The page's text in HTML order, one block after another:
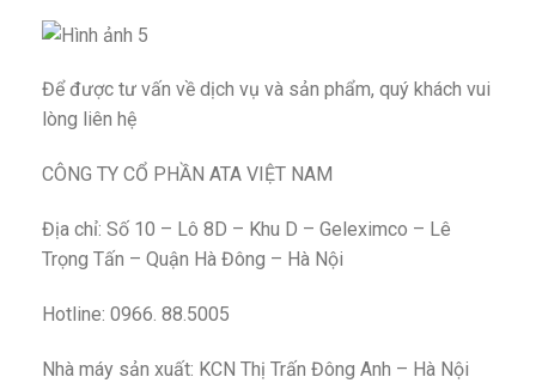
Để được tư vấn về dịch vụ và sản phẩm, quý khách vui
lòng liên hệ
CÔNG TY CỔ PHẦN ATA VIỆT NAM
Địa chỉ: Số 10 – Lô 8D – Khu D – Geleximco – Lê
Trọng Tấn – Quận Hà Đông – Hà Nội
Hotline: 0966. 88.5005
Nhà máy sản xuất: KCN Thị Trấn Đông Anh – Hà Nội